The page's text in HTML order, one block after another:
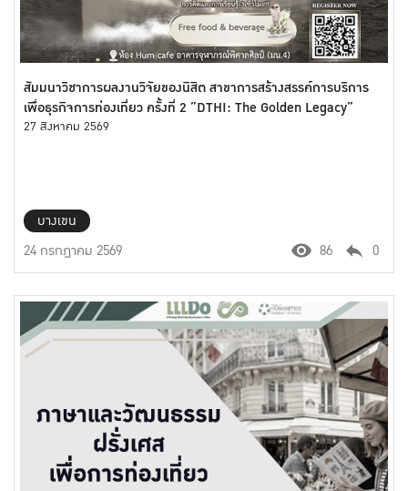
สัมมนาวิชาการผลงานวิจัยของนิสิต สาขาการสร้างสรรค์การบริการ
เพื่อธุรกิจการท่องเที่ยว ครั้งที่ 2 ”DTHI: The Golden Legacy”
27 สิงหาคม 2569
บางเขน
24 กรกฎาคม 2569
86 0